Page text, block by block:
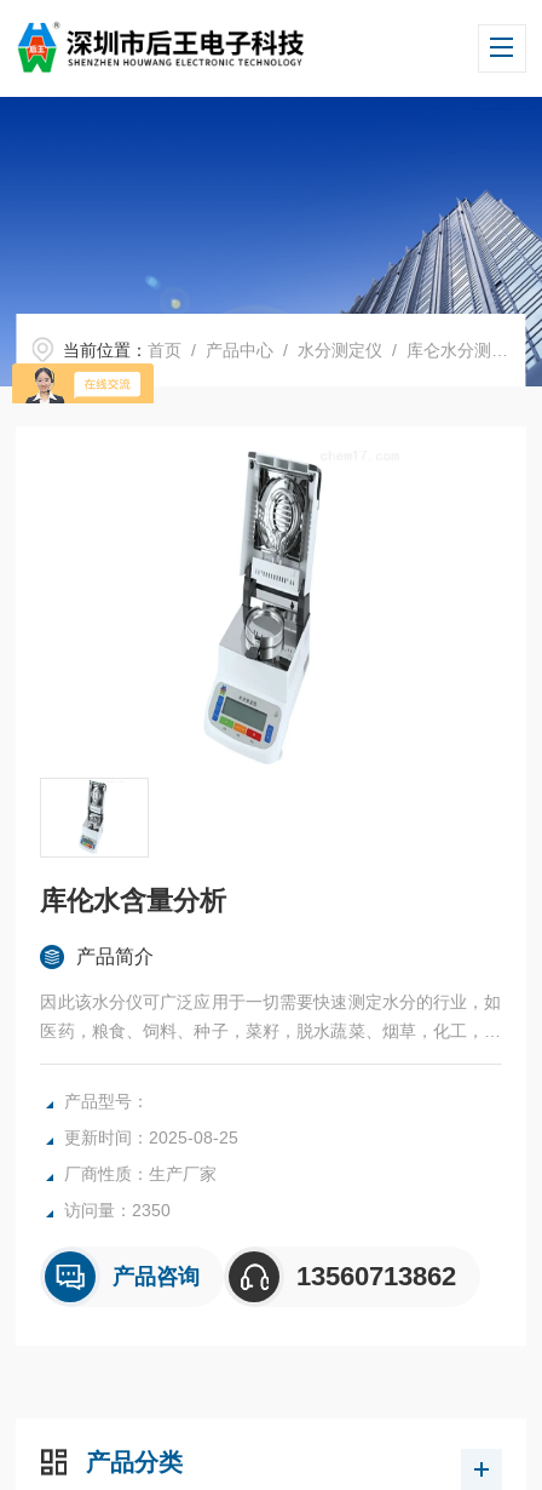
当前位置：首页 / 产品中心 / 水分测定仪 / 库仑水分测定仪 /
库伦水含量分析
产品简介
因此该水分仪可广泛应用于一切需要快速测定水分的行业，如
医药，粮食、饲料、种子，菜籽，脱水蔬菜、烟草，化工，茶
叶，食品、肉类以及纺织，农林、造纸、橡胶、塑胶、纺织等
行业中的实验室与生产过程中。同时满足固体、颗粒、粉末、
司始终立志于为用户提供多用途，多性能的高质量产品，为您
打造快速，准确，物超所值的水分测定仪**。
产品型号：
更新时间：2025-08-25
厂商性质：生产厂家
访问量：2350
产品咨询 13560713862
产品分类